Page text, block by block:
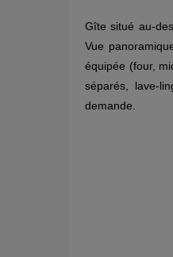
Gîte situé au-
Vue
équipée (four,
séparés, lave-
demande.